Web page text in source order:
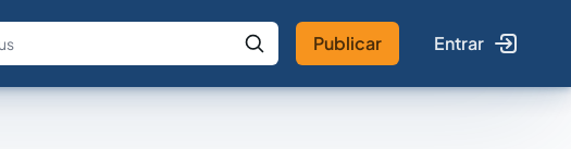
Fale com a IA Buscar no Jus
Publicar Entrar